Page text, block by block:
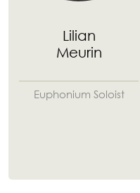
Lilian
Meurin
Euphonium Soloist